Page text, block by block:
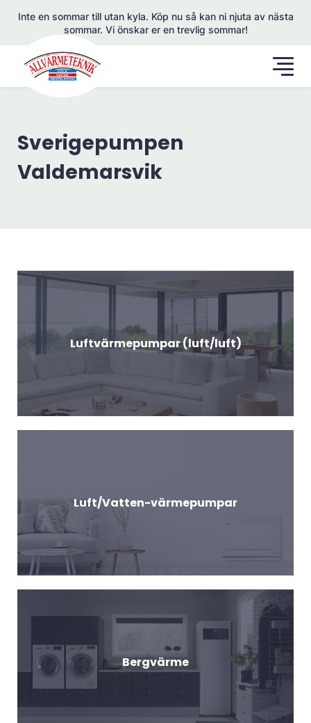
Inte en sommar till utan kyla. Köp nu så kan ni njuta av nästa
sommar. Vi önskar er en trevlig sommar!
Sverigepumpen
Valdemarsvik
Luftvärmepumpar (luft/luft)
Luft/Vatten-värmepumpar
Bergvärme